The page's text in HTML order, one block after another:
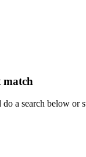
do a search below or